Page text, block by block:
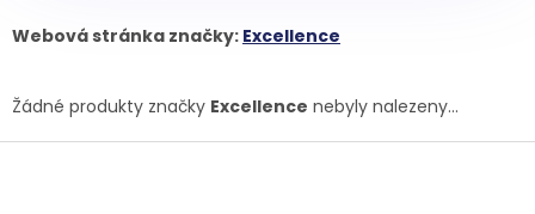
Webová stránka značky: Excellence
Žádné produkty značky Excellence nebyly nalezeny...
Z